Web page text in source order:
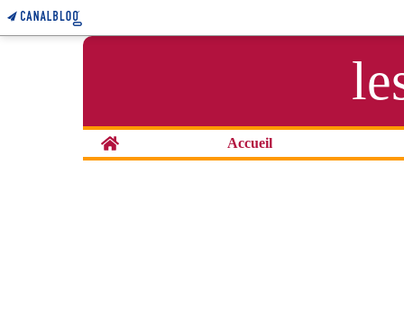
Home Accueil